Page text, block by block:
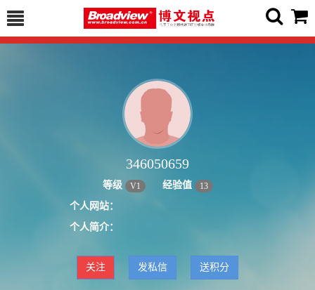
346050659
等级 V1 经验值 13
个人网站：
个人简介：
关注 发私信 送积分